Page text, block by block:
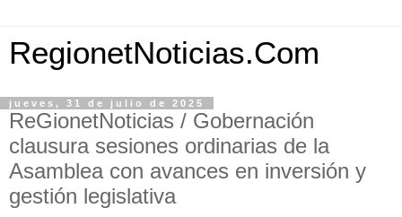
RegionetNoticias.Com
jueves, 31 de julio de 2025
ReGionetNoticias / Gobernación
clausura sesiones ordinarias de la
Asamblea con avances en inversión y
gestión legislativa